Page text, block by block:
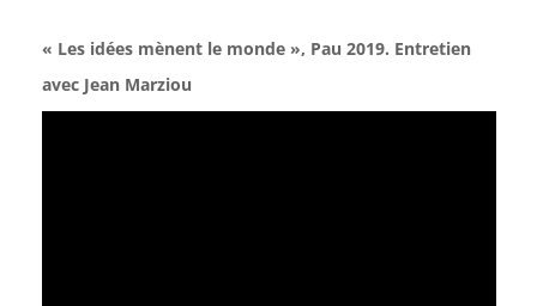
« Les idées mènent le monde », Pau 2019. Entretien
avec Jean Marziou
Lecteur